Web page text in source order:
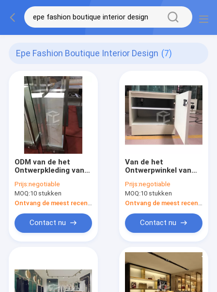
Epe Fashion Boutique Interior Design (7)
ODM van de het
Ontwerpkleding van
Binnenlands de
Toonzaalontwerp
8mm Aangemaakt
Glas
Prijs:negotiable
MOQ:10 stukken
Contact nu
Van de het
Ontwerpwinkel van
boutiquemonomeer
de Vertoningskabinet
2300mm voor
Juwelenwinkel
Prijs:negotiable
MOQ:10 stukken
Contact nu